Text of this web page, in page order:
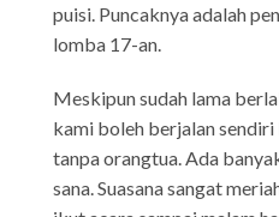
puisi. Puncaknya adalah
lomba 17-an.
Meskipun sudah lama
kami boleh berjalan
tanpa orangtua. Ada
sana. Suasana sangat